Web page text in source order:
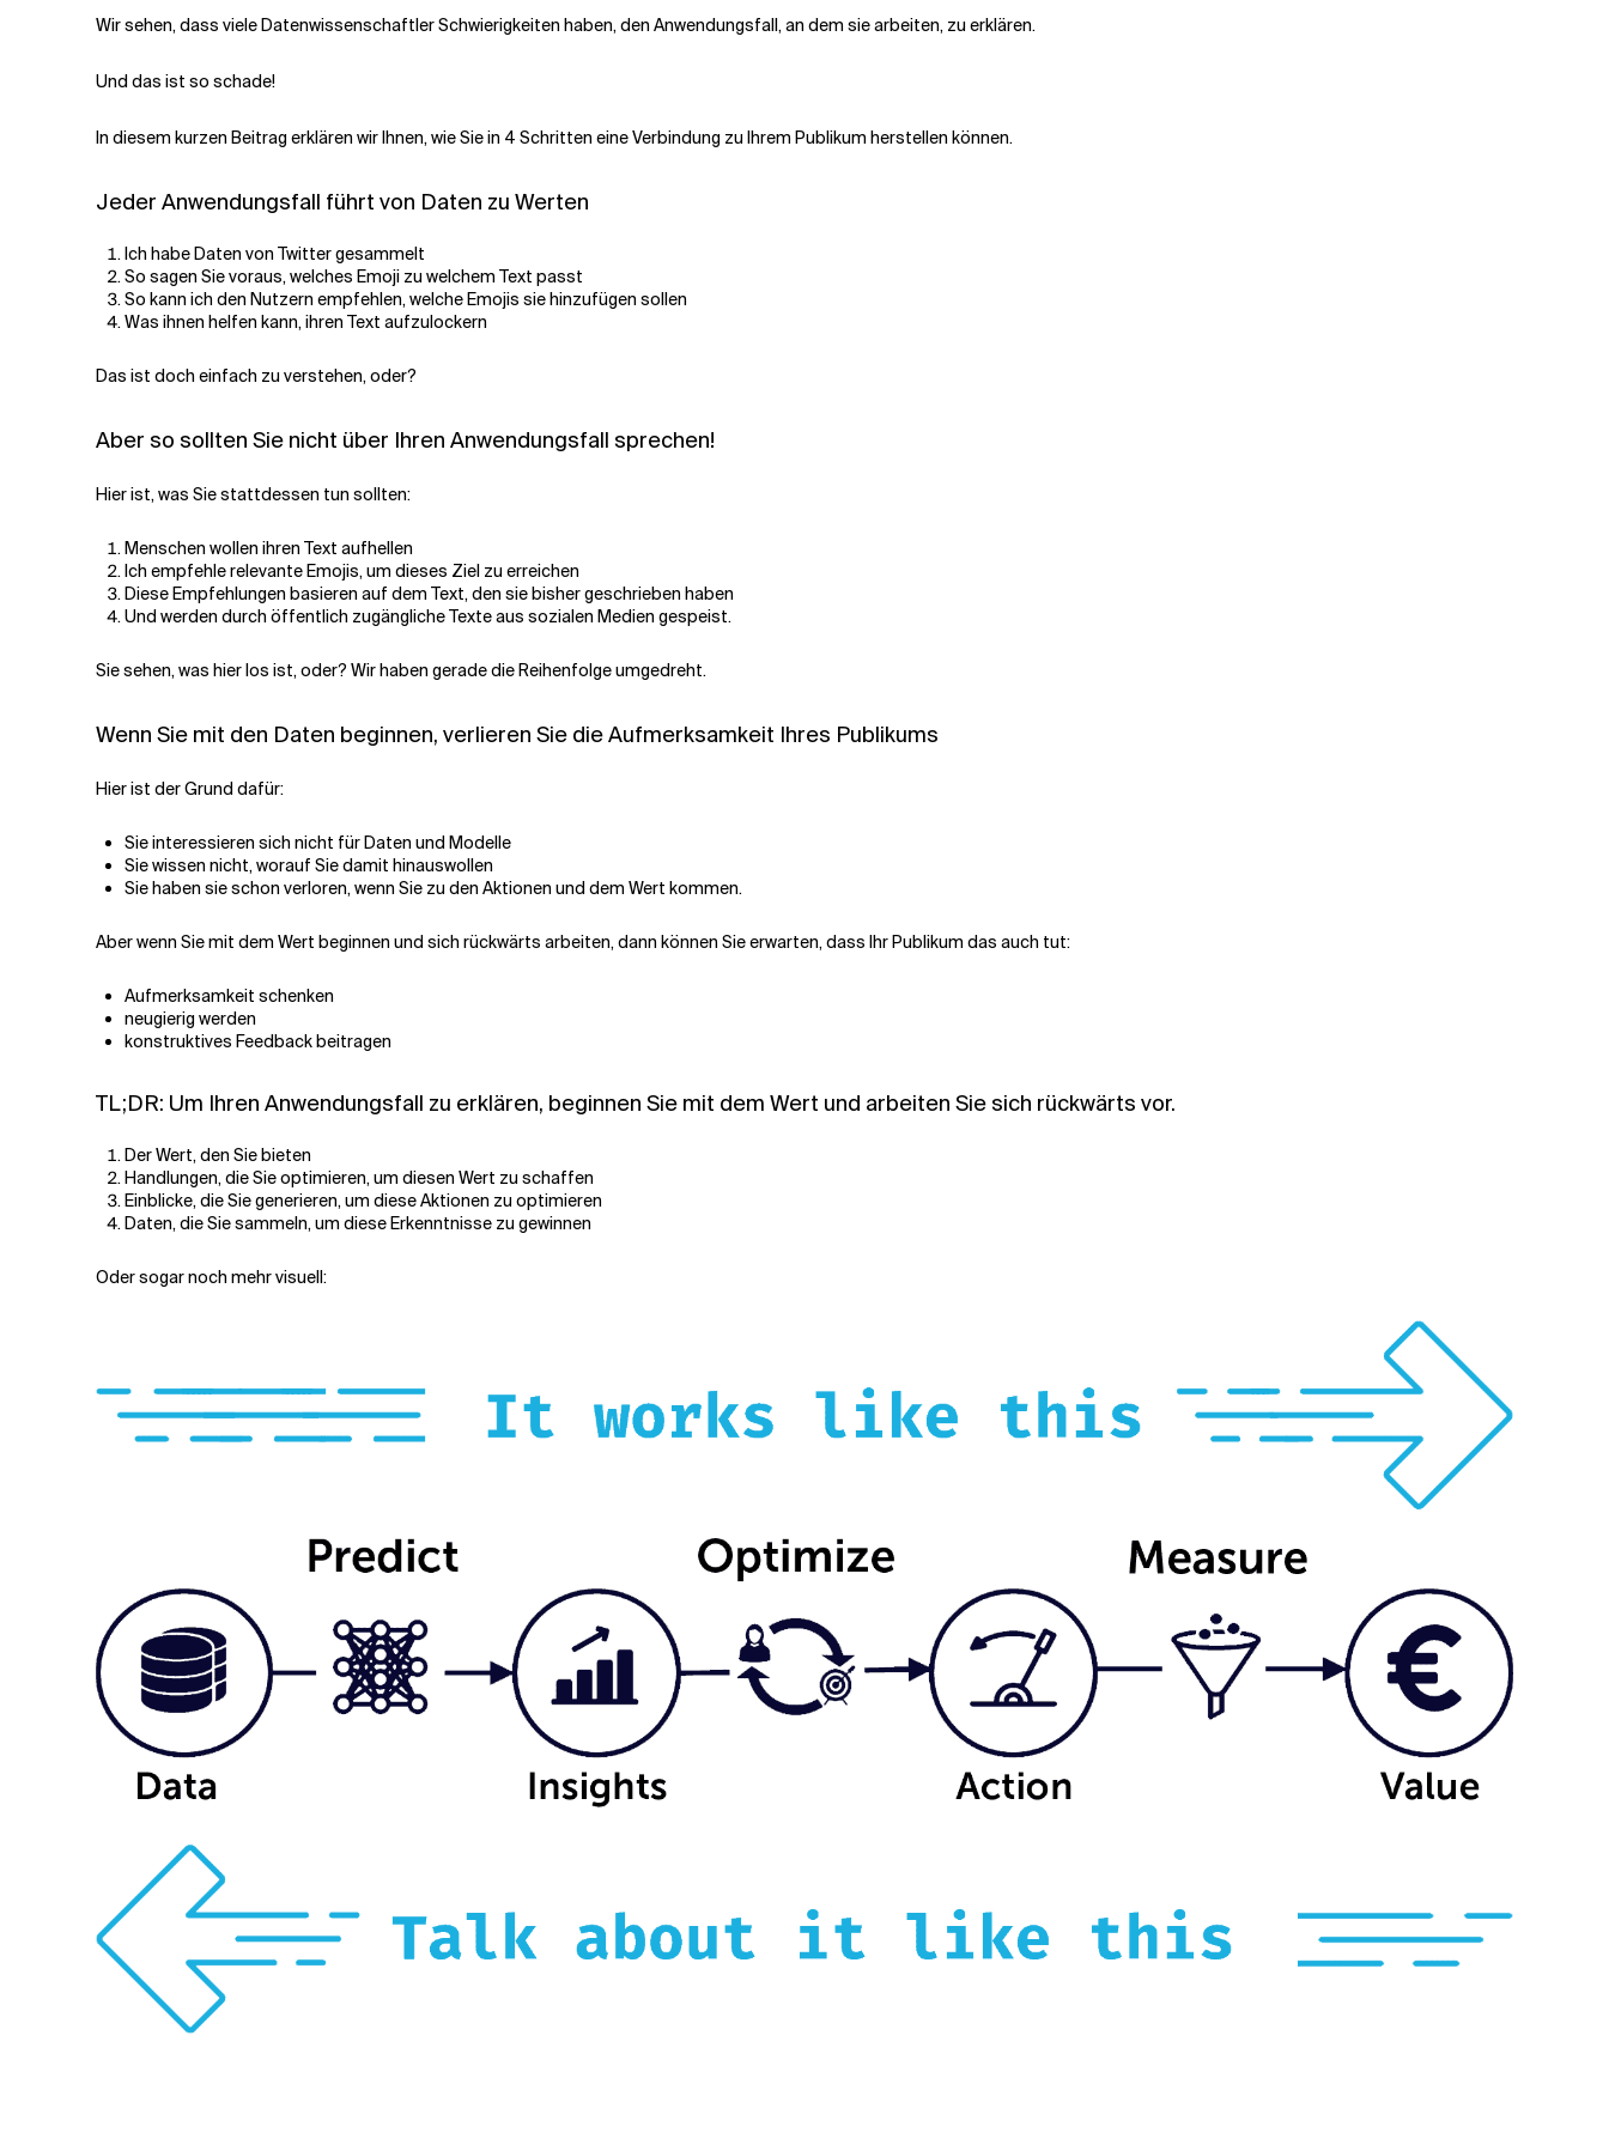
Wir sehen, dass viele Datenwissenschaftler Schwierigkeiten haben, den Anwendungsfall, an dem sie arbeiten, zu erklären.
Und das ist so schade!
In diesem kurzen Beitrag erklären wir Ihnen, wie Sie in 4 Schritten eine Verbindung zu Ihrem Publikum herstellen können.
Jeder Anwendungsfall führt von Daten zu Werten
Ich habe Daten von Twitter gesammelt
So sagen Sie voraus, welches Emoji zu welchem Text passt
So kann ich den Nutzern empfehlen, welche Emojis sie hinzufügen sollen
Was ihnen helfen kann, ihren Text aufzulockern
Das ist doch einfach zu verstehen, oder?
Aber so sollten Sie nicht über Ihren Anwendungsfall sprechen!
Hier ist, was Sie stattdessen tun sollten:
Menschen wollen ihren Text aufhellen
Ich empfehle relevante Emojis, um dieses Ziel zu erreichen
Diese Empfehlungen basieren auf dem Text, den sie bisher geschrieben haben
Und werden durch öffentlich zugängliche Texte aus sozialen Medien gespeist.
Sie sehen, was hier los ist, oder? Wir haben gerade die Reihenfolge umgedreht.
Wenn Sie mit den Daten beginnen, verlieren Sie die Aufmerksamkeit Ihres Publikums
Hier ist der Grund dafür:
Sie interessieren sich nicht für Daten und Modelle
Sie wissen nicht, worauf Sie damit hinauswollen
Sie haben sie schon verloren, wenn Sie zu den Aktionen und dem Wert kommen.
Aber wenn Sie mit dem Wert beginnen und sich rückwärts arbeiten, dann können Sie erwarten, dass Ihr Publikum das auch tut:
Aufmerksamkeit schenken
neugierig werden
konstruktives Feedback beitragen
TL;DR: Um Ihren Anwendungsfall zu erklären, beginnen Sie mit dem Wert und arbeiten Sie sich rückwärts vor.
Der Wert, den Sie bieten
Handlungen, die Sie optimieren, um diesen Wert zu schaffen
Einblicke, die Sie generieren, um diese Aktionen zu optimieren
Daten, die Sie sammeln, um diese Erkenntnisse zu gewinnen
Oder sogar noch mehr visuell: